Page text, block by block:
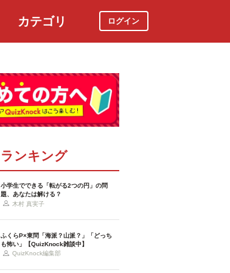
カテゴリ ログイン
ランキング
小学生でできる「転がる2つの円」の問
題、あなたは解ける？
木村 真実子
ふくらP×東問「海派？山派？」「どっち
も怖い」【QuizKnock雑談中】
QuizKnock編集部